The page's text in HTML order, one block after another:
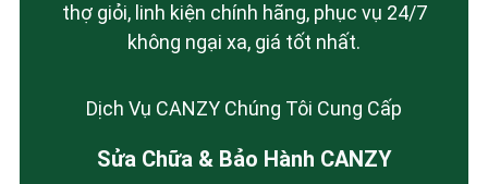
thợ giỏi, linh kiện chính hãng, phục vụ 24/7
không ngại xa, giá tốt nhất.
Dịch Vụ CANZY Chúng Tôi Cung Cấp
Sửa Chữa & Bảo Hành CANZY